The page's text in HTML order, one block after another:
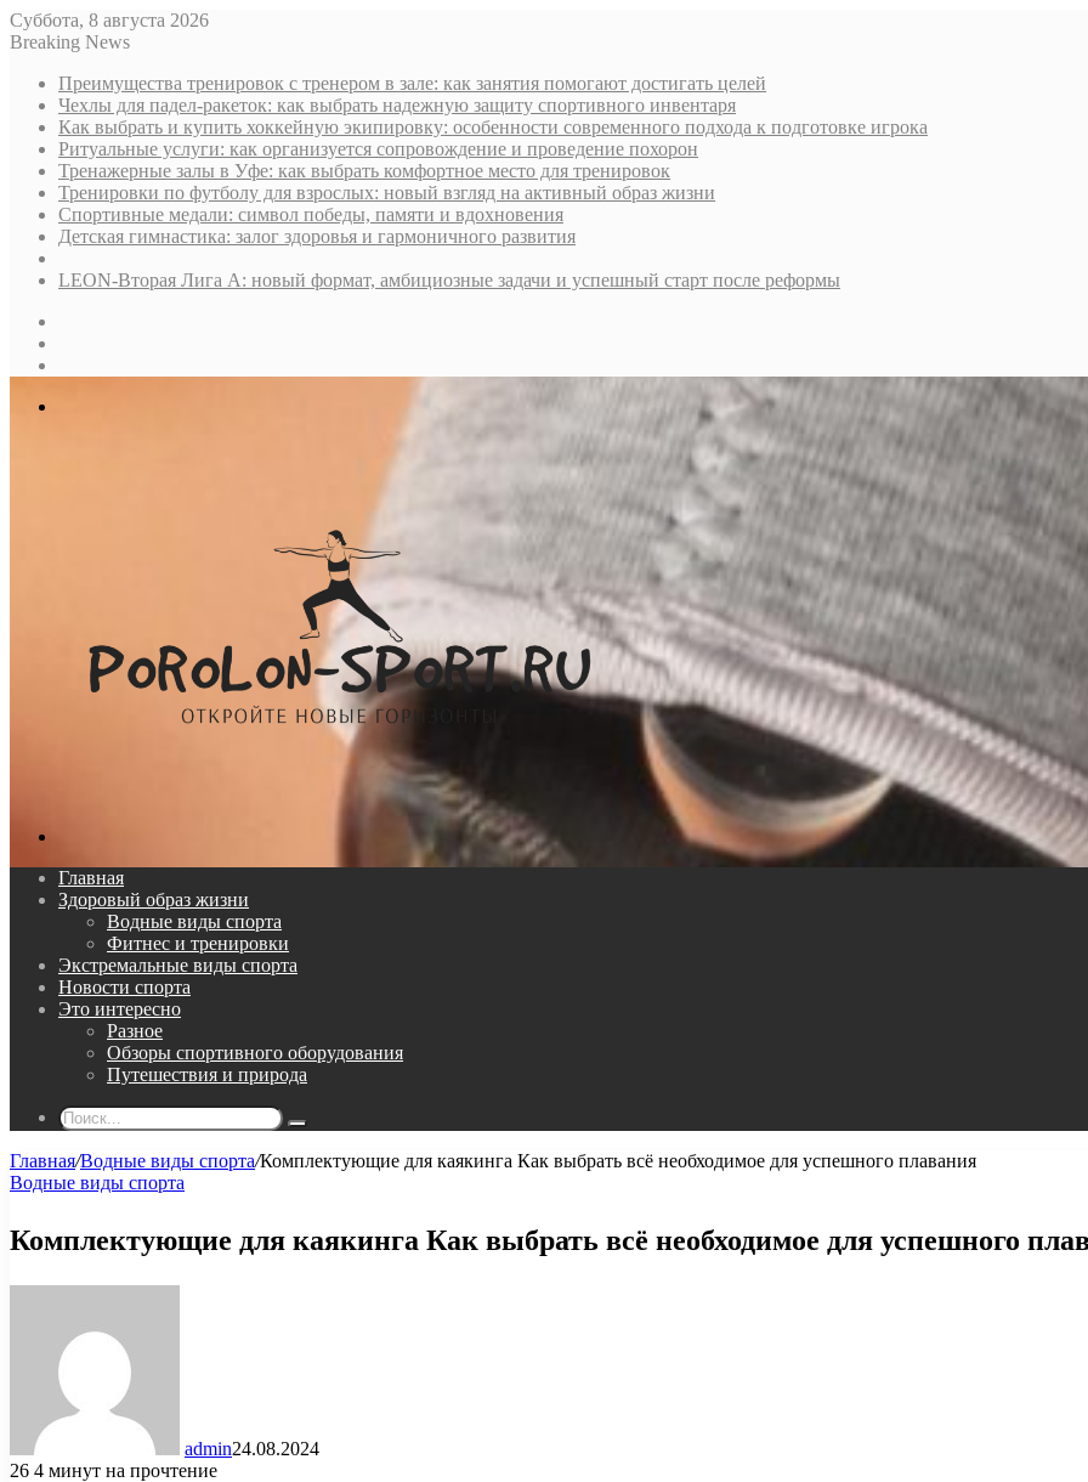
Суббота, 8 августа 2026
Breaking News
Преимущества тренировок с тренером в зале: как занятия помогают достигать целей
Чехлы для падел-ракеток: как выбрать надежную защиту спортивного инвентаря
Как выбрать и купить хоккейную экипировку: особенности современного подхода к подготовке игрока
Ритуальные услуги: как организуется сопровождение и проведение похорон
Тренажерные залы в Уфе: как выбрать комфортное место для тренировок
Тренировки по футболу для взрослых: новый взгляд на активный образ жизни
Спортивные медали: символ победы, памяти и вдохновения
Детская гимнастика: залог здоровья и гармоничного развития
LEON-Вторая Лига А: новый формат, амбициозные задачи и успешный старт после реформы
Главная
Здоровый образ жизни
Водные виды спорта
Фитнес и тренировки
Экстремальные виды спорта
Новости спорта
Это интересно
Разное
Обзоры спортивного оборудования
Путешествия и природа
Поиск...
Главная/Водные виды спорта/Комплектующие для каякинга Как выбрать всё необходимое для успешного плавания
Водные виды спорта
Комплектующие для каякинга Как выбрать всё необходимое для успешного
admin24.08.2024
26 4 минут на прочтение